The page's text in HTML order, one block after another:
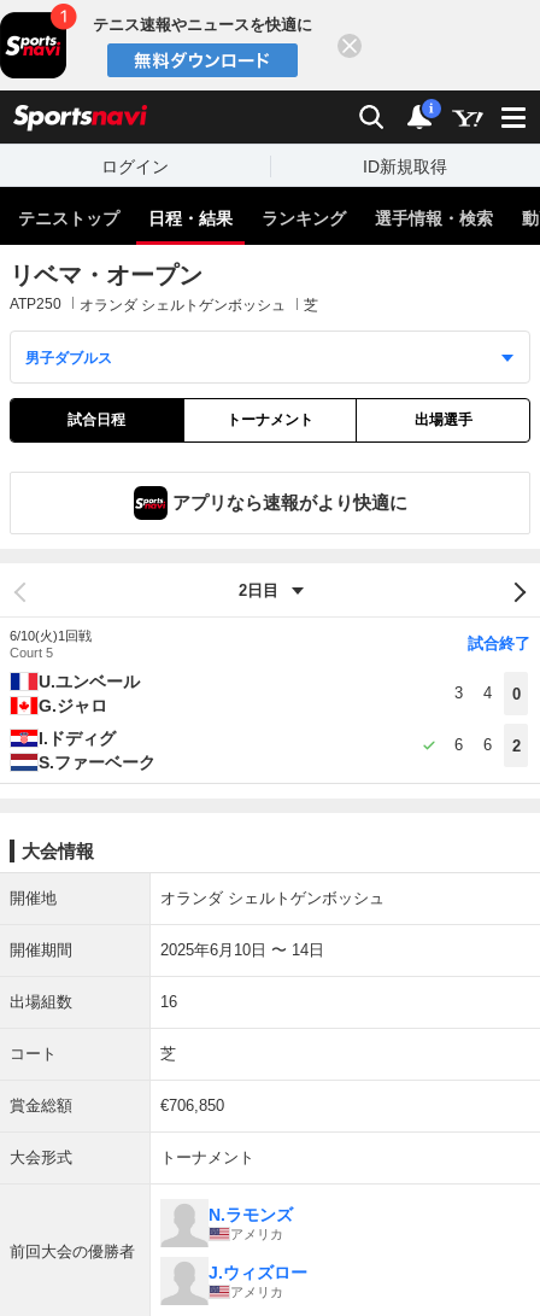
テニス速報やニュースを快適に
検索 通知
i
ログイン ID新規取得
テニストップ 日程・結果 ランキング 選手情報・検索
リベマ・オープン
ATP250 オランダ シェルトゲンボッシュ 芝
試合日程 トーナメント 出場選手
アプリなら速報がより快適に
6/10(火)1回戦
Court 5
試合終了
U.ユンベール
G.ジャロ
3 4 0
I.ドディグ
S.ファーベーク
6 6 2
大会情報
開催地 オランダ シェルトゲンボッシュ
開催期間 2025年6月10日 〜 14日
出場組数 16
コート 芝
賞金総額 €706,850
大会形式 トーナメント
前回大会の優勝者
N.ラモンズ
アメリカ
J.ウィズロー
アメリカ